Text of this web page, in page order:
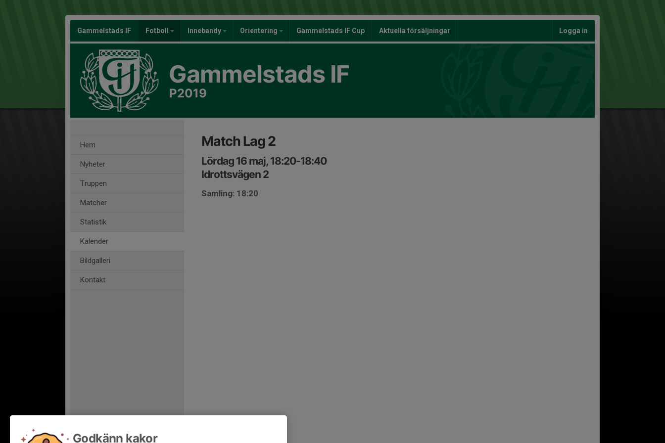
Gammelstads IF Fotboll Innebandy Orientering Gammelstads IF Cup Aktuella försäljningar Logga in
Gammelstads IF
P2019
Hem
Nyheter
Truppen
Matcher
Statistik
Kalender
Bildgalleri
Kontakt
Match Lag 2
Lördag 16 maj, 18:20-18:40
Idrottsvägen 2
Samling: 18:20
Godkänn kakor